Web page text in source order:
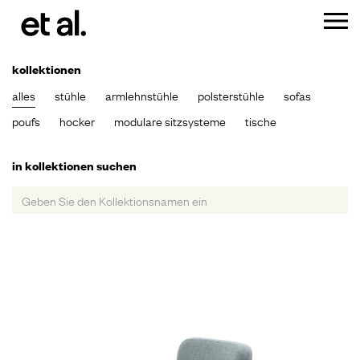
kollektionen
alles stühle armlehnstühle polsterstühle
sofas
poufs
hocker modulare sitzsysteme tische
in kollektionen suchen